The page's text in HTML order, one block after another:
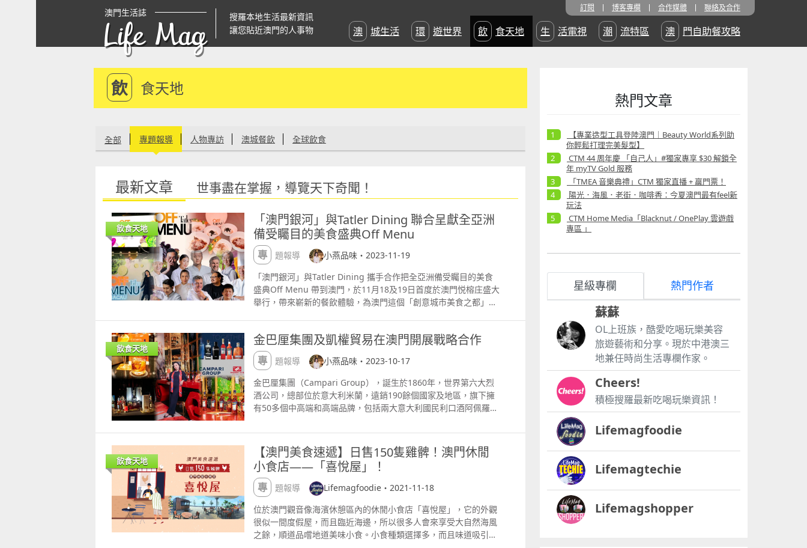
澳門生活誌
Life Mag
搜羅本地生活最新資訊
讓您貼近澳門的人事物
訂閱 博客專欄 合作媒體 聯絡及合作
澳城生活 環遊世界 飲食天地 生活電視 潮流特區 澳門自助餐攻略
飲 食天地
全部 專題報導 人物專訪 澳城餐飲 全球飲食
最新文章 世事盡在掌握，導覽天下奇聞！
飲食天地
「澳門銀河」與Tatler Dining 聯合呈獻全亞洲
備受矚目的美食盛典Off Menu
專題報導
小燕品味・2023-11-19
「澳門銀河」與Tatler Dining 攜手合作把全亞洲備受矚目的美食
盛典Off Menu 帶到澳門，於11月18及19日首度於澳門悦榕庄盛大
舉行，帶來嶄新的餐飲體驗，為澳門這個「創意城市美食之都」增
南》、《黑珍珠餐廳指南》、《全球五十大餐廳》、《全球五十大
酒吧》等榮譽的名廚及調酒師聚首一堂。 今次Tatler Off Menu於
福布斯五星酒店澳門悦榕庄2樓悦濤廊圓滿成功舉行，池畔區域熱
帶風情洋溢，猶如置身世外桃園, 適逢天公造美, 讓賓客盡情享受這
場星級美食盛宴。而12位國際星廚及調酒師於現場大顯身手, 使出
渾身解數, 為美食愛好者呈獻獨家「隱藏菜式」，每一道精緻的菜
式既突顯多元飲食文化, 亦彰顯名廚們的巧手廚藝, 令人驚喜不絶。
神調配雞尾酒，讓賓客一邊觀賞亞洲知名DJ及樂隊現場表演, 極盡
視聽之餘, 並可實時觀看「第70屆澳門格蘭披治大賽車」直播盛
況，感受高漲熱鬧的氛圍, 令精彩的盛事體驗錦上添花。 本次
Tatler Off Menu共有十二星廚強強聯手，呈獻環球精萃及本地風
味： 台中主理米芝蓮三星新加坡料理餐廳「JL Studio」主廚林恬
耀 來自新加坡的林恬耀，自小在父親經營的煮炒店成長，為他的廚
藝之路奠定基礎。代表廚藝學校和新加坡贏得世界青年廚師大獎
後，他先後到The French Laundry、Per Se、 Geranium和
飲食天地
金巴厘集團及凱權貿易在澳門開展戰略合作
專題報導
小燕品味・2023-10-17
金巴厘集團（Campari Group），誕生於1860年，世界第六大烈
酒公司，總部位於意大利米蘭，遠銷190餘個國家及地區，旗下擁
有50多個中高端和高端品牌，包括兩大意大利國民利口酒阿佩羅
加（SKYY Vodka）、格蘭冠（The Glen Grant）、野火雞（Wild
Turkey）及百事吉干邑（Bisquit amp; Dubouche Cognac）等。
早前金巴厘集團及凱權貿易正式宣佈在澳門開展戰略合作，並於澳
門銀河紅伶舉行了啟動儀式，品味多款由品牌大使以經典利口酒金
巴利及阿佩羅調配的雞尾酒，以及格蘭冠單一麥芽威士忌，體驗品
牌的多元化與玩味！ 金巴厘集團及凱權貿易負責人祝酒 當晚澳門
銀河紅伶化身為金巴厘派對，金巴厘品牌大使Delphine Kong及客
席調酒師Jenny親手設計及調配多款以｢金巴厘集團｣產品為基酒的
特色雞尾酒，讓賓客盡情享受微醺時光，當中我最喜歡的就是經典
飲食天地
【澳門美食速遞】日售150隻雞髀！澳門休閒
小食店——「喜悅屋」！
專題報導
Lifemagfoodie・2021-11-18
位於澳門觀音像海濱休憩區內的休閒小食店「喜悅屋」，它的外觀
很似一間度假屋，而且臨近海邊，所以很多人會來享受大自然海風
之餘，順道品嚐地道美味小食。小食種類選擇多，而且味道吸引，
熱門文章
【專業造型工具登陸澳門｜Beauty World系列助
你輕鬆打理完美髮型】
CTM 44 周年慶 「自己人」#獨家專享 $30 解鎖全
年 myTV Gold 服務
「TMEA 音樂典禮」CTM 獨家直播 + 贏門票！
陽光．海風．老街．咖啡香：今夏澳門最有feel新
玩法
CTM Home Media「Blacknut / OnePlay 雲遊戲
專區 」
星級專欄 熱門作者
蘇蘇
OL上班族，酷愛吃喝玩樂美容
旅遊藝術和分享。現於中港澳三
地兼任時尚生活專欄作家。
Cheers!
積極搜羅最新吃喝玩樂資訊！
Lifemagfoodie
Lifemagtechie
Lifemagshopper